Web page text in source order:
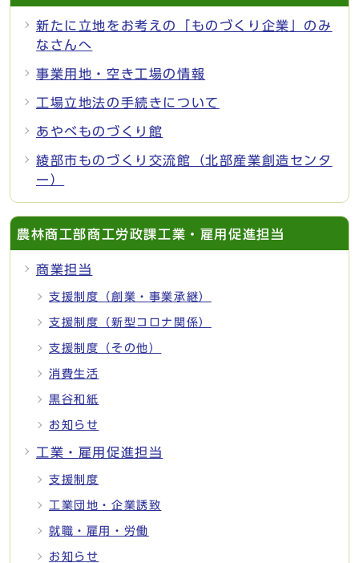
新たに立地をお考えの「ものづくり企業」のみ
なさんへ
事業用地・空き工場の情報
工場立地法の手続きについて
あやべものづくり館
綾部市ものづくり交流館（北部産業創造センタ
ー）
農林商工部商工労政課工業・雇用促進担当
商業担当
支援制度（創業・事業承継）
支援制度（新型コロナ関係）
支援制度（その他）
消費生活
黒谷和紙
お知らせ
工業・雇用促進担当
支援制度
工業団地・企業誘致
就職・雇用・労働
お知らせ